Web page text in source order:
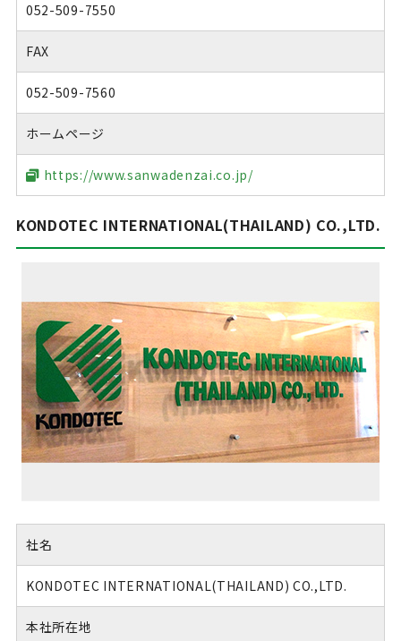
052-509-7550
FAX
052-509-7560
ホームページ
https://www.sanwadenzai.co.jp/
KONDOTEC INTERNATIONAL(THAILAND) CO.,LTD.
社名
KONDOTEC INTERNATIONAL(THAILAND) CO.,LTD.
本社所在地